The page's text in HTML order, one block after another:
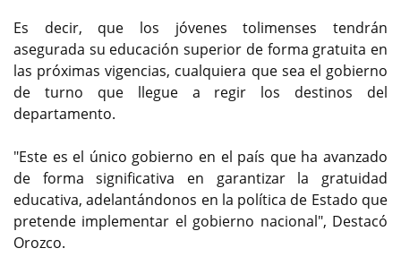
Es decir, que los jóvenes tolimenses tendrán
asegurada su educación superior de forma gratuita en
las próximas vigencias, cualquiera que sea el gobierno
de turno que llegue a regir los destinos del
departamento.
"Este es el único gobierno en el país que ha avanzado
de forma significativa en garantizar la gratuidad
educativa, adelantándonos en la política de Estado que
pretende implementar el gobierno nacional", Destacó
Orozco.